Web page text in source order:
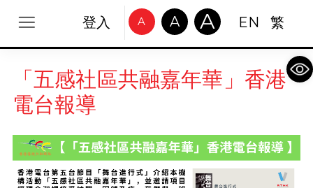
登入 A A A EN 繁
「五感社區共融嘉年華」香港
電台報導